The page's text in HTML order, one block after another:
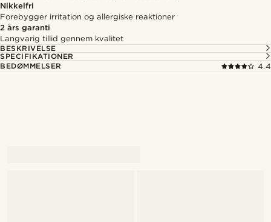
Nikkelfri
Forebygger irritation og allergiske reaktioner
2 års garanti
Langvarig tillid gennem kvalitet
BESKRIVELSE
SPECIFIKATIONER
BEDØMMELSER
4.4